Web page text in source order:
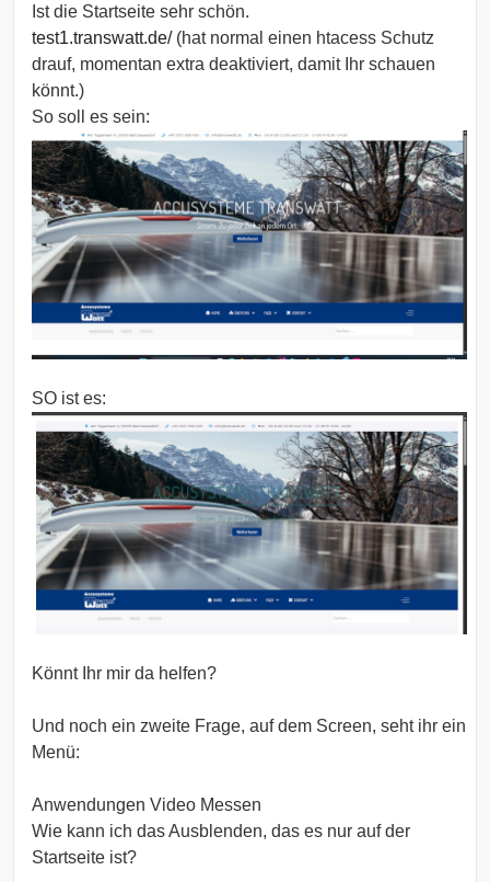
Ist die Startseite sehr schön.
test1.transwatt.de/(hat normal einen htacess Schutz
drauf, momentan extra deaktiviert, damit Ihr schauen
könnt.)
So soll es sein:
SO ist es:
Könnt Ihr mir da helfen?
Und noch ein zweite Frage, auf dem Screen, seht ihr ein
Menü:
Anwendungen Video Messen
Wie kann ich das Ausblenden, das es nur auf der
Startseite ist?